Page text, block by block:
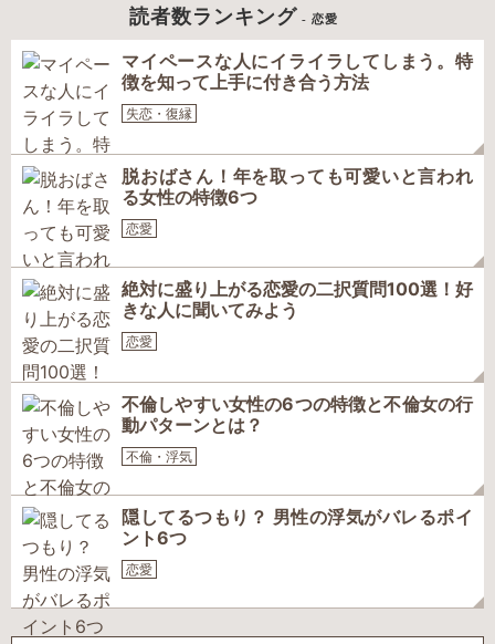
読者数ランキング - 恋愛
マイペースな人にイライラしてしまう。特
徴を知って上手に付き合う方法
失恋・復縁
脱おばさん！年を取っても可愛いと言われ
る女性の特徴6つ
恋愛
絶対に盛り上がる恋愛の二択質問100選！好
きな人に聞いてみよう
恋愛
不倫しやすい女性の6つの特徴と不倫女の行
動パターンとは？
不倫・浮気
隠してるつもり？ 男性の浮気がバレるポイ
ント6つ
恋愛